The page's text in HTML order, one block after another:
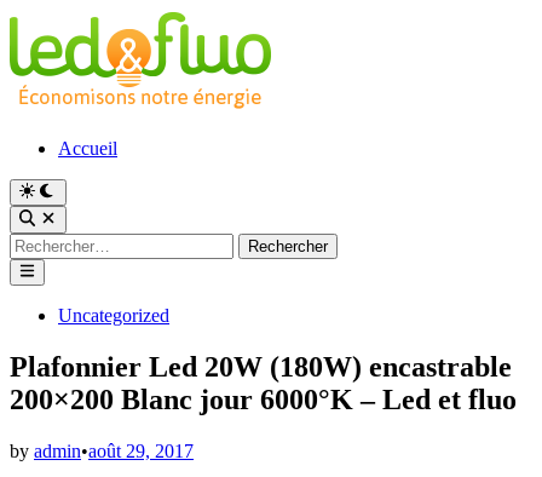
Skip
content
Accueil
Switch
to
dark
mode
Open
Search
Rechercher :
Main
Menu
PostedUncategorized
Plafonnier Led 20W (180W) encastrable
200×200 Blanc jour 6000°K – Led et fluo
by admin•août 29, 2017